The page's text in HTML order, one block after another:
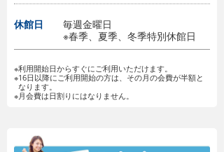
休館日
毎週金曜日
※春季、夏季、冬季特別休館日
※利用開始日からすぐにご利用いただけます。
※16日以降にご利用開始の方は、その月の会費が半額と
なります。
※月会費は日割りにはなりません。